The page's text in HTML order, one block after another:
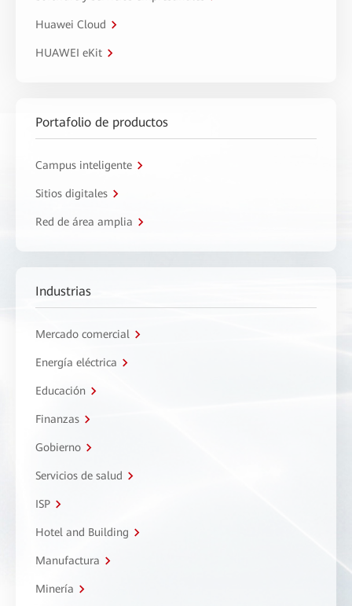
Huawei Cloud
HUAWEI eKit
Portafolio de productos
Campus inteligente
Sitios digitales
Red de área amplia
Industrias
Mercado comercial
Energía eléctrica
Educación
Finanzas
Gobierno
Servicios de salud
ISP
Hotel and Building
Manufactura
Minería